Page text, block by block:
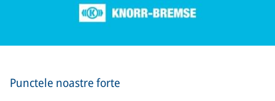
Punctele noastre forte